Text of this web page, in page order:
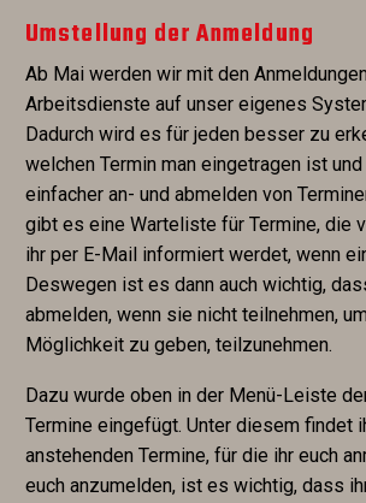
Umstellung der Anmeldung
Ab Mai werden wir mit den
Arbeitsdienste auf unser eigenes
Dadurch wird es für jeden besser zu
welchen Termin man eingetragen ist
einfacher an- und abmelden von
gibt es eine Warteliste für Termine, die
ihr per E-Mail informiert werdet, wenn
Deswegen ist es dann auch wichtig,
abmelden, wenn sie nicht teilnehmen,
Möglichkeit zu geben, teilzunehmen.
Dazu wurde oben in der Menü-Leiste
Termine eingefügt. Unter diesem findet
anstehenden Termine, für die ihr euch
euch anzumelden, ist es wichtig, dass